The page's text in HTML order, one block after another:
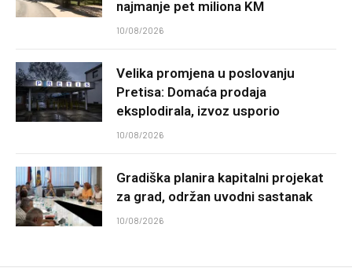
najmanje pet miliona KM
10/08/2026
Velika promjena u poslovanju
Pretisa: Domaća prodaja
eksplodirala, izvoz usporio
10/08/2026
Gradiška planira kapitalni projekat
za grad, održan uvodni sastanak
10/08/2026